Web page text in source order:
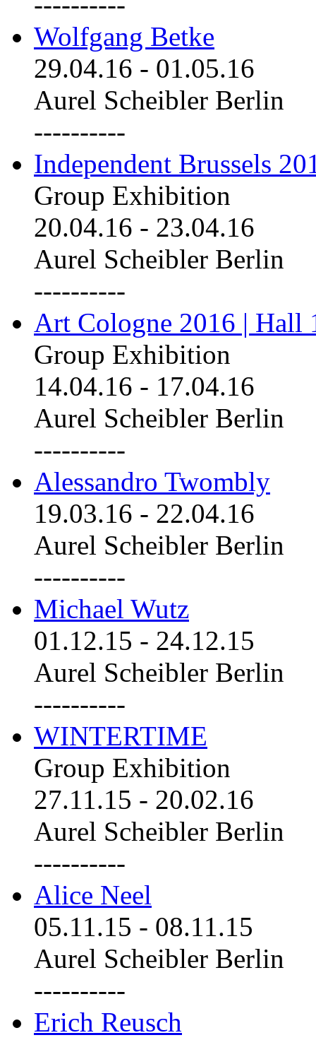
Wolfgang Betke
29.04.16 - 01.05.16
Aurel Scheibler Berlin
----------
Independent Brussels
Group Exhibition
20.04.16 - 23.04.16
Aurel Scheibler Berlin
----------
Art Cologne 2016 | Hall
Group Exhibition
14.04.16 - 17.04.16
Aurel Scheibler Berlin
----------
Alessandro Twombly
19.03.16 - 22.04.16
Aurel Scheibler Berlin
----------
Michael Wutz
01.12.15 - 24.12.15
Aurel Scheibler Berlin
----------
WINTERTIME
Group Exhibition
27.11.15 - 20.02.16
Aurel Scheibler Berlin
----------
Alice Neel
05.11.15 - 08.11.15
Aurel Scheibler Berlin
----------
Erich Reusch